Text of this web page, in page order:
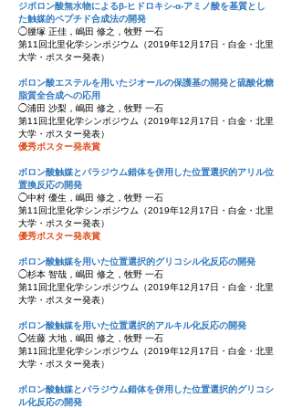
ジボロン酸無水物によるβ-ヒドロキシ-α-アミノ酸を基質とし
た触媒的ペプチド合成法の開発
◯腰塚 正佳，嶋田 修之，牧野 一石
第11回北里化学シンポジウム（2019年12月17日・白金・北里
大学・ポスター発表）
ボロン酸エステルを用いたジオールの保護基の開発と硫酸化糖
脂質全合成への応用
◯浦田 沙梨，嶋田 修之，牧野 一石
第11回北里化学シンポジウム（2019年12月17日・白金・北里
大学・ポスター発表）
優秀ポスター発表賞
ボロン酸触媒とパラジウム錯体を併用した位置選択的アリル位
置換反応の開発
◯中村 優生，嶋田 修之，牧野 一石
第11回北里化学シンポジウム（2019年12月17日・白金・北里
大学・ポスター発表）
優秀ポスター発表賞
ボロン酸触媒を用いた位置選択的グリコシル化反応の開発
◯杉本 智哉，嶋田 修之，牧野 一石
第11回北里化学シンポジウム（2019年12月17日・白金・北里
大学・ポスター発表）
ボロン酸触媒を用いた位置選択的アルキル化反応の開発
◯佐藤 大地，嶋田 修之，牧野 一石
第11回北里化学シンポジウム（2019年12月17日・白金・北里
大学・ポスター発表）
ボロン酸触媒とパラジウム錯体を併用した位置選択的グリコシ
ル化反応の開発